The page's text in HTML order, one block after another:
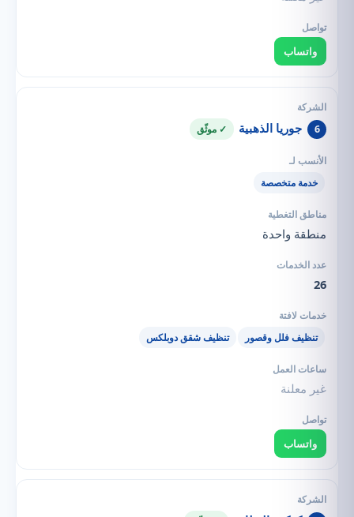
واتساب
6 جوريا الذهبية ✓ موثّق
خدمة متخصصة
منطقة واحدة
26
تنظيف فلل وقصور تنظيف شقق دوبلكس
غير معلنة
واتساب